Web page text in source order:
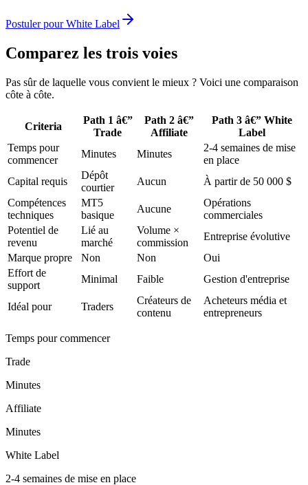
Postuler pour White Label
Comparez les trois voies
Pas sûr de laquelle vous convient le mieux ? Voici une comparaison
côte à côte.
Criteria
Path 1 â€”
Trade
Path 2 â€”
Affiliate
Path 3 â€” White
Label
Temps pour
commencer
Minutes Minutes
2-4 semaines de mise
en place
Capital requis
Dépôt
courtier
Aucun
À partir de 50 000 $
Compétences
techniques
MT5
basique
Aucune
Opérations
commerciales
Potentiel de
revenu
Lié au
marché
Volume ×
commission
Entreprise évolutive
Marque propre
Non Non
Oui
Effort de
support
Minimal Faible Gestion d'entreprise
Idéal pour Traders
Créateurs de
contenu
Acheteurs média et
entrepreneurs
Temps pour commencer
Trade
Minutes
Affiliate
Minutes
White Label
2-4 semaines de mise en place